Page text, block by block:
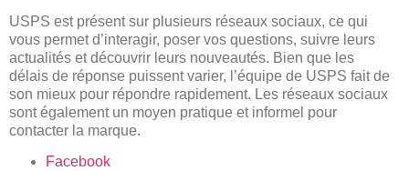
USPS est présent sur plusieurs réseaux sociaux, ce qui
vous permet d’interagir, poser vos questions, suivre leurs
actualités et découvrir leurs nouveautés. Bien que les
délais de réponse puissent varier, l’équipe de USPS fait de
son mieux pour répondre rapidement. Les réseaux sociaux
sont également un moyen pratique et informel pour
contacter la marque.
Facebook